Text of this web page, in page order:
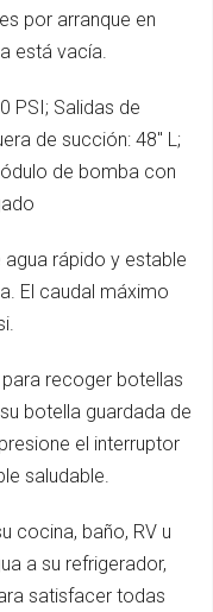
por arranque en
está vacía.
PSI; Salidas de
de succión: 48" L;
de bomba con
agua rápido y estable
El caudal máximo
recoger botellas
botella guardada de
el interruptor
saludable.
cocina, baño, RV u
a su refrigerador,
satisfacer todas